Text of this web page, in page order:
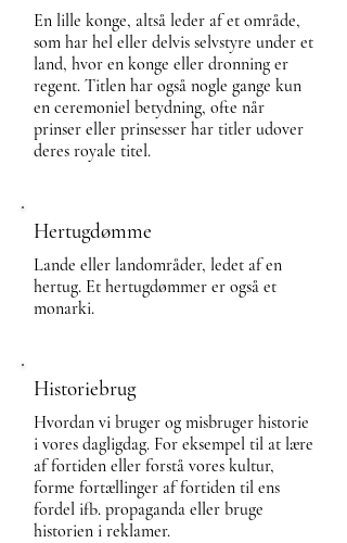
En lille konge, altså leder af et område,
som har hel eller delvis selvstyre under et
land, hvor en konge eller dronning er
regent. Titlen har også nogle gange kun
en ceremoniel betydning, ofte når
prinser eller prinsesser har titler udover
deres royale titel.
Hertugdømme
Lande eller landområder, ledet af en
hertug. Et hertugdømmer er også et
monarki.
Historiebrug
Hvordan vi bruger og misbruger historie
i vores dagligdag. For eksempel til at lære
af fortiden eller forstå vores kultur,
forme fortællinger af fortiden til ens
fordel ifb. propaganda eller bruge
historien i reklamer.